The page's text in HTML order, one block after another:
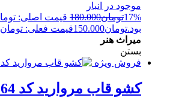
موجود در انبار
17%تومان180.000
بود.تومان150.000قیمت فعلی: تومان150.000.
میراث هنر
بستن
فروش ویژه
کشو قاب مروارید کد 364